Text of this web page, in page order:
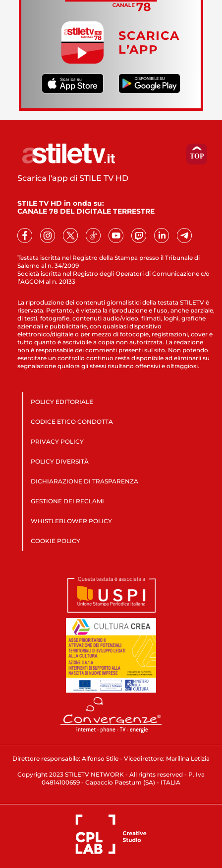
SCARICA
L’APP
Testata iscritta nel Registro della Stampa presso il Tribunale di
Salerno al n. 34/2009
Società iscritta nel Registro degli Operatori di Comunicazione c/o
l’AGCOM al n. 20133
Scarica l'app di STILE TV HD
STILE TV HD in onda su:
CANALE 78 DEL DIGITALE TERRESTRE
La riproduzione dei contenuti giornalistici della testata STILETV è
riservata. Pertanto, è vietata la riproduzione e l’uso, anche parziale,
di testi, fotografie, contenuti audio/video, filmati, loghi, grafiche
aziendali e pubblicitarie, con qualsiasi dispositivo
elettronico/digitale o per mezzo di fotocopie, registrazioni, cover e
tutto quanto è ascrivibile a copia non autorizzata. La redazione
non è responsabile dei commenti presenti sul sito. Non potendo
esercitare un controllo continuo resta disponibile ad eliminarli su
segnalazione qualora gli stessi risultano offensivi e oltraggiosi.
POLICY EDITORIALE
CODICE ETICO CONDOTTA
PRIVACY POLICY
POLICY DIVERSITÀ
DICHIARAZIONE DI TRASPARENZA
GESTIONE DEI RECLAMI
WHISTLEBLOWER POLICY
COOKIE POLICY
Direttore responsabile: Alfonso Stile - Vicedirettore: Marilina Letizia
Copyright 2023 STILETV NETWORK - All rights reserved - P. Iva
04814100659 - Capaccio Paestum (SA) - ITALIA